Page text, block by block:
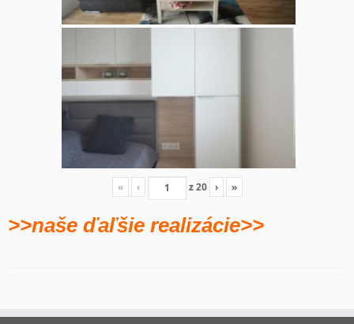
« ‹ z20 › »
>>naše ďaľšie realizácie>>